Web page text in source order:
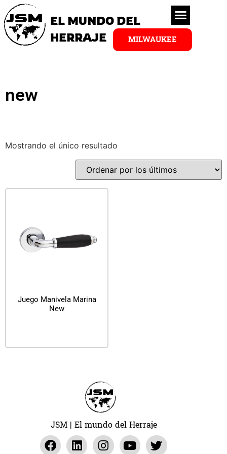
EL MUNDO DEL
HERRAJE
MILWAUKEE
new
Mostrando el único resultado
Juego Manivela Marina
New
JSM | El mundo del Herraje